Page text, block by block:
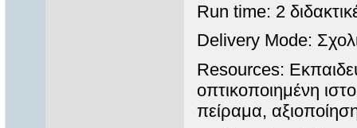
Run time: 2
Delivery Mode:
Resources:
οπτικοποιημένη
πείραμα,